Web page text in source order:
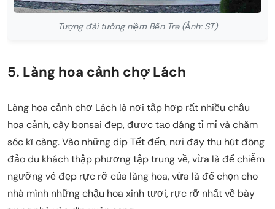
Tượng đài tưởng niệm Bến Tre (Ảnh: ST)
5. Làng hoa cảnh chợ Lách
Làng hoa cảnh chợ Lách là nơi tập hợp rất nhiều chậu
hoa cảnh, cây bonsai đẹp, được tạo dáng tỉ mỉ và chăm
sóc kĩ càng. Vào những dịp Tết đến, nơi đây thu hút đông
đảo du khách thập phương tập trung về, vừa là để chiễm
ngưỡng vẻ đẹp rực rỡ của làng hoa, vừa là để chọn cho
nhà mình những chậu hoa xinh tươi, rực rỡ nhất về bày